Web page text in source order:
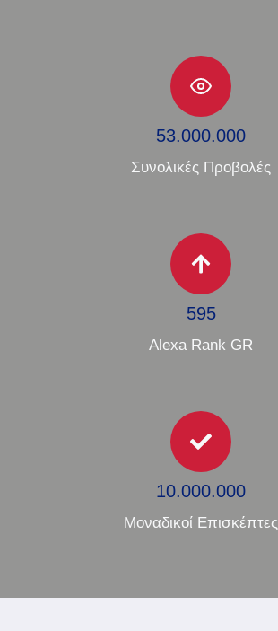
53.000.000
Συνολικές Προβολές
595
Alexa Rank GR
10.000.000​
Μοναδικοί Επισκέπτες